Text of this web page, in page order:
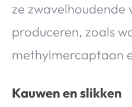
ze zwavelhoudende
produceren, zoals
methylmercaptaan
Kauwen en slikken